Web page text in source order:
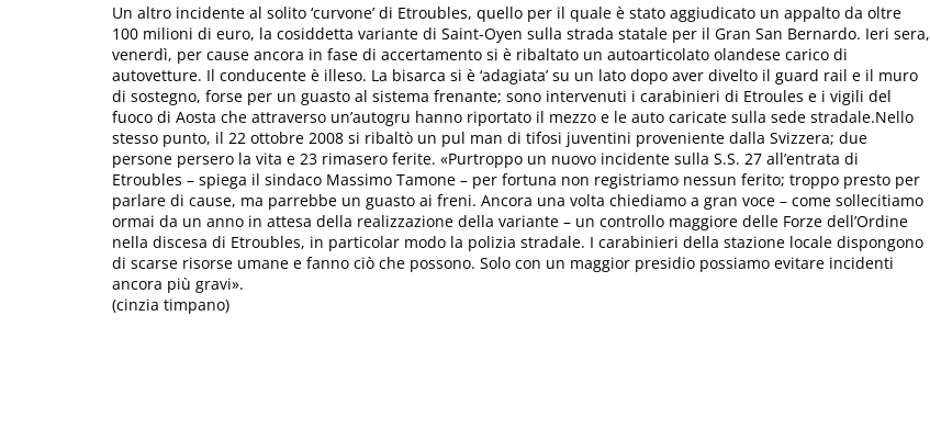
Un altro incidente al solito ‘curvone’ di Etroubles, quello per il quale è stato aggiudicato un appalto da oltre
100 milioni di euro, la cosiddetta variante di Saint-Oyen sulla strada statale per il Gran San Bernardo. Ieri sera,
venerdì, per cause ancora in fase di accertamento si è ribaltato un autoarticolato olandese carico di
autovetture. Il conducente è illeso. La bisarca si è ‘adagiata’ su un lato dopo aver divelto il guard rail e il muro
di sostegno, forse per un guasto al sistema frenante; sono intervenuti i carabinieri di Etroules e i vigili del
fuoco di Aosta che attraverso un’autogru hanno riportato il mezzo e le auto caricate sulla sede stradale.Nello
stesso punto, il 22 ottobre 2008 si ribaltò un pul man di tifosi juventini proveniente dalla Svizzera; due
persone persero la vita e 23 rimasero ferite. «Purtroppo un nuovo incidente sulla S.S. 27 all’entrata di
Etroubles – spiega il sindaco Massimo Tamone – per fortuna non registriamo nessun ferito; troppo presto per
parlare di cause, ma parrebbe un guasto ai freni. Ancora una volta chiediamo a gran voce – come sollecitiamo
ormai da un anno in attesa della realizzazione della variante – un controllo maggiore delle Forze dell’Ordine
nella discesa di Etroubles, in particolar modo la polizia stradale. I carabinieri della stazione locale dispongono
di scarse risorse umane e fanno ciò che possono. Solo con un maggior presidio possiamo evitare incidenti
ancora più gravi».
(cinzia timpano)